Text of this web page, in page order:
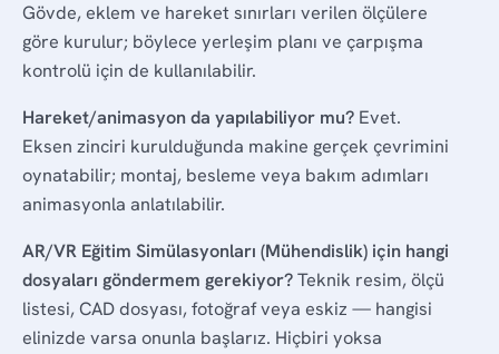
Gövde, eklem ve hareket sınırları verilen ölçülere
göre kurulur; böylece yerleşim planı ve çarpışma
kontrolü için de kullanılabilir.
Hareket/animasyon da yapılabiliyor mu? Evet.
Eksen zinciri kurulduğunda makine gerçek çevrimini
oynatabilir; montaj, besleme veya bakım adımları
animasyonla anlatılabilir.
AR/VR Eğitim Simülasyonları (Mühendislik) için hangi
dosyaları göndermem gerekiyor?Teknik resim, ölçü
listesi, CAD dosyası, fotoğraf veya eskiz — hangisi
elinizde varsa onunla başlarız. Hiçbiri yoksa